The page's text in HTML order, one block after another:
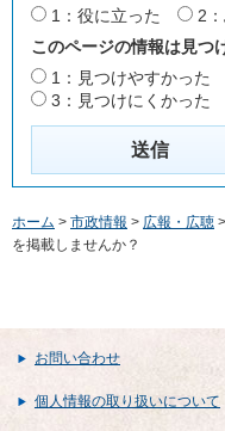
1：役に立った
2
このページの情報は見つ
1：見つけやすかった
3：見つけにくかった
ホーム > 市政情報 > 広報・広聴 >
を掲載しませんか？
お問い合わせ
個人情報の取り扱いについて